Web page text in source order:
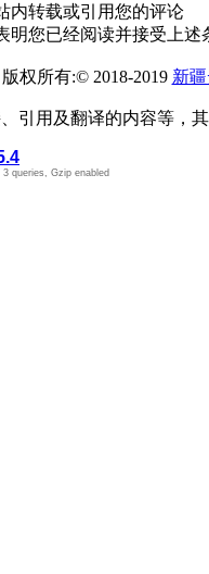
内转载或引用您的评论
明您已经阅读并接受上述
版权所有:© 2018-2019 新
引用及翻译的内容等，
queries, Gzip enabled